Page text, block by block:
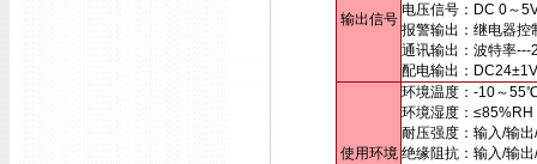
输出信号
电压信号：DC 0～
报警输出：继电器控
通讯输出：波特率
配电输出：
使用环境
环境温度：-10～
环境湿度：
耐压强度：输入/输
绝缘阻抗：输入/输